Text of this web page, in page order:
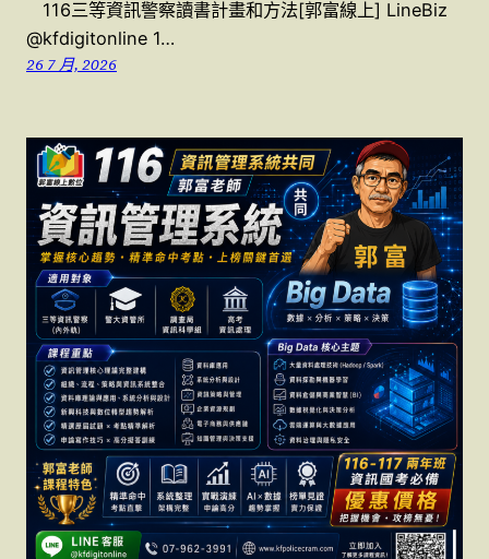
116三等資訊警察讀書計畫和方法[郭富線上] LineBiz
@kfdigitonline 1…
26 7 月, 2026